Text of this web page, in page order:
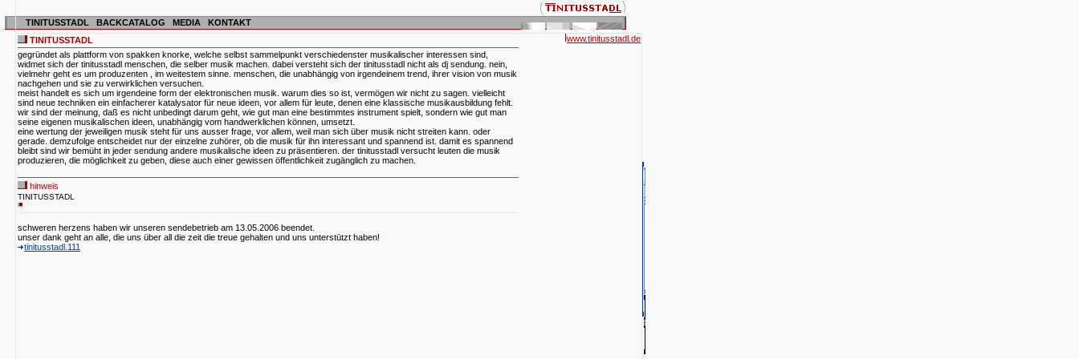
TINITUSSTADL BACKCATALOG MEDIA
KONTAKT
TINITUSSTADL
gegründet als plattform von spakken knorke, welche selbst sammelpunkt verschiedenster musikalischer interessen sind,
widmet sich der tinitusstadl menschen, die selber musik machen. dabei versteht sich der tinitusstadl nicht als dj sendung. nein,
vielmehr geht es um produzenten , im weitestem sinne. menschen, die unabhängig von irgendeinem trend, ihrer vision von musik
nachgehen und sie zu verwirklichen versuchen.
meist handelt es sich um irgendeine form der elektronischen musik. warum dies so ist, vermögen wir nicht zu sagen. vielleicht
sind neue techniken ein einfacherer katalysator für neue ideen, vor allem für leute, denen eine klassische musikausbildung fehlt.
wir sind der meinung, daß es nicht unbedingt darum geht, wie gut man eine bestimmtes instrument spielt, sondern wie gut man
seine eigenen musikalischen ideen, unabhängig vom handwerklichen können, umsetzt.
eine wertung der jeweiligen musik steht für uns ausser frage, vor allem, weil man sich über musik nicht streiten kann. oder
gerade. demzufolge entscheidet nur der einzelne zuhörer, ob die musik für ihn interessant und spannend ist. damit es spannend
bleibt sind wir bemüht in jeder sendung andere musikalische ideen zu präsentieren. der tinitusstadl versucht leuten die musik
produzieren, die möglichkeit zu geben, diese auch einer gewissen öffentlichkeit zugänglich zu machen.
hinweis
TINITUSSTADL
schweren herzens haben wir unseren sendebetrieb am 13.05.2006 beendet.
unser dank geht an alle, die uns über all die zeit die treue gehalten und uns unterstützt haben!
tinitusstadl.111
www.tinitusstadl.de